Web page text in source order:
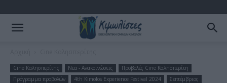
Cine Καλησπερίτης Νεα - Ανακοινώσεις
Προβολές Cine Καλησπερίτη
Πρόγραμμα προβολών
4th Kimolos Experience Festival 2024
Σεπτέμβριος